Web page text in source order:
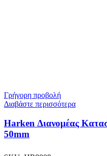
Γρήγορη προβολή
Διαβάστε περισσότερα
Harken Διανομέας
50mm